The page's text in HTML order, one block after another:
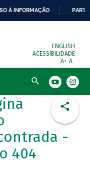
À INFORMAÇÃO
ENGLISH
ACESSIBILIDADE
A+ A-
Busca
-
404